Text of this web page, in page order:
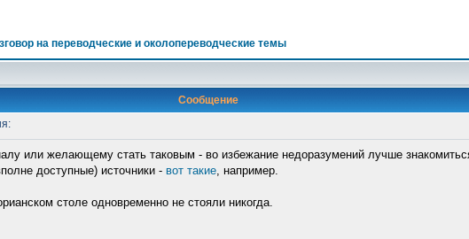
на переводческие и околопереводческие темы
Сообщение
или желающему стать таковым - во избежание недоразумений лучше
доступные) источники - вот такие, например.
столе одновременно не стояли никогда.